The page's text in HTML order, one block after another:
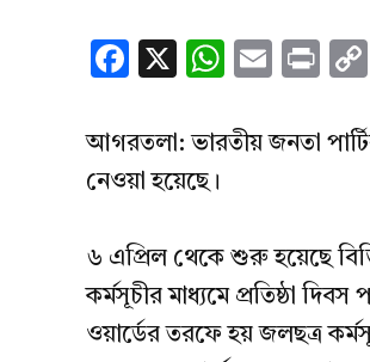
Facebook
X Email
আগরতলা: ভারতীয় জনতা পার্টির
নেওয়া হয়েছে।
৬ এপ্রিল থেকে শুরু হয়েছে
কর্মসূচীর মাধ্যমে প্রতিষ্ঠা
ওয়ার্ডের তরফে হয় জলছত্র